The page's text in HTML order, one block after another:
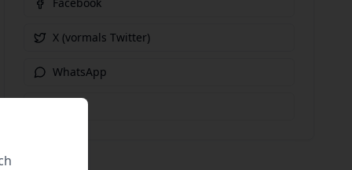
X (vormals Twitter)
WhatsApp